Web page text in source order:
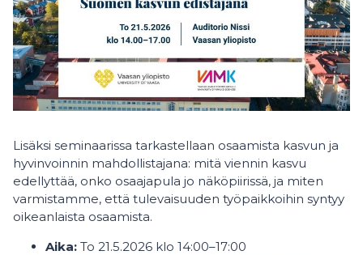
Lisäksi seminaarissa tarkastellaan osaamista kasvun ja
hyvinvoinnin mahdollistajana: mitä viennin kasvu
edellyttää, onko osaajapula jo näköpiirissä, ja miten
varmistamme, että tulevaisuuden työpaikkoihin syntyy
oikeanlaista osaamista.
Aika: To 21.5.2026 klo 14:00–17:00